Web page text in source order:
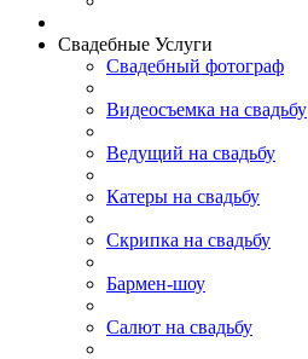
Свадебные Услуги
Свадебный фотограф
Видеосъемка на свадьбу
Ведущий на свадьбу
Катеры на свадьбу
Скрипка на свадьбу
Бармен-шоу
Салют на свадьбу